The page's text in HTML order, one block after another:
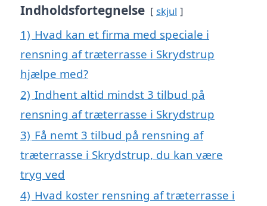
Indholdsfortegnelse skjul
1) Hvad kan et firma med speciale i
rensning af træterrasse i Skrydstrup
hjælpe med?
2) Indhent altid mindst 3 tilbud på
rensning af træterrasse i Skrydstrup
3) Få nemt 3 tilbud på rensning af
træterrasse i Skrydstrup, du kan være
tryg ved
4) Hvad koster rensning af træterrasse i